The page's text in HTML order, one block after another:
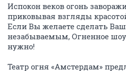
Испокон веков огонь
приковывая взгляды
Если Вы желаете сделать
незабываемым, Огненное шоу
нужно!
Театр огня «Амстердам»